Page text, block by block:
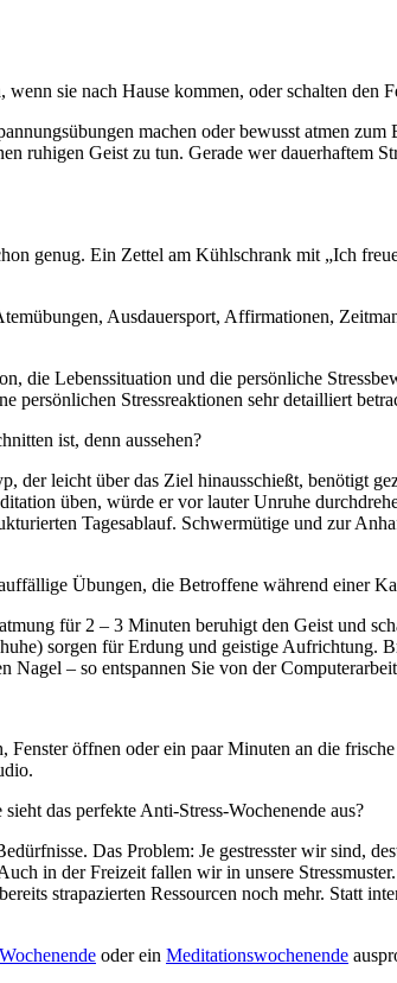
sie nach Hause kommen, oder schalten den
machen oder bewusst atmen
ruhigen Geist zu tun. Gerade wer dauerhaftem
genug. Ein Zettel am Kühlschrank mit „Ich
Ausdauersport, Affirmationen,
die Lebenssituation und die persönliche
persönlichen Stressreaktionen sehr detailliert
ist, denn aussehen?
leicht über das Ziel hinausschießt, benötigt
üben, würde er vor lauter Unruhe
Tagesablauf. Schwermütige und zur
Übungen, die Betroffene während einer
für 2 – 3 Minuten beruhigt den Geist und
sorgen für Erdung und geistige Aufrichtung.
– so entspannen Sie von der
öffnen oder ein paar Minuten an die
das perfekte Anti-Stress-Wochenende aus?
Das Problem: Je gestresster wir sind,
in der Freizeit fallen wir in unsere
strapazierten Ressourcen noch mehr. Statt
oder ein Meditationswochenende